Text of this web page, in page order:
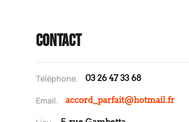
Contact
Téléphone. 03 26 47 33 68
Email. accord_parfait@hotmail.fr